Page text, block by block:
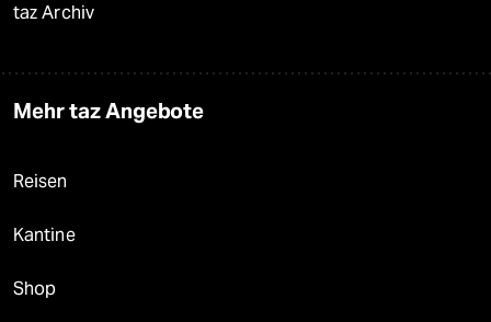
taz Archiv
Mehr taz Angebote
Reisen
Kantine
Shop